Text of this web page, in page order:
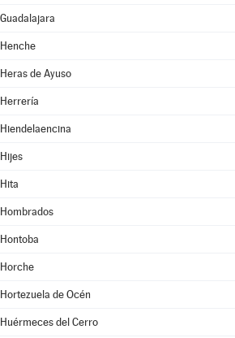
Guadalajara
Henche
Heras de Ayuso
Herrería
Hiendelaencina
Hijes
Hita
Hombrados
Hontoba
Horche
Hortezuela de Océn
Huérmeces del Cerro